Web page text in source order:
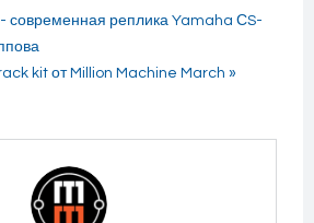
современная реплика Yamaha СS-
kit от Million Machine March »